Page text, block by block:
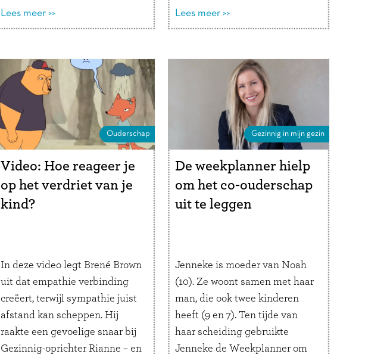
moment.” Hoe helpen de
Gezinnig-producten jouw
Weekplanner en de Checkpads
superfijne producten die de
chaos in ons …
Lees verder
Lees meer >>
over opvoeden. Ook is ze co-
auteur van Emotieklets. Wat
eindeloos interessant
onderwerp voor jou? “Er zijn
verschillende opvoedstijlen en
Lees verder
Lees meer >>
Ouderschap
Video: Hoe reageer je
op het verdriet van je
kind?
In deze video legt Brené Brown
uit dat empathie verbinding
creëert, terwijl sympathie juist
afstand kan scheppen. Hij
raakte een gevoelige snaar bij
Gezinnig-oprichter Rianne – en
Gezinnig in mijn gezin
De weekplanner hielp
om het co-ouderschap
uit te leggen
Jenneke is moeder van Noah
(10). Ze woont samen met haar
man, die ook twee kinderen
heeft (9 en 7). Ten tijde van
haar scheiding gebruikte
Jenneke de Weekplanner om